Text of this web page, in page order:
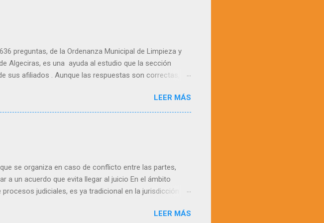
preguntas, de la Ordenanza Municipal de Limpieza y
Algeciras, es una ayuda al estudio que la sección
sus afiliados . Aunque las respuestas son correctas,
Para acceder al cuestionario, hay que pedir
200 preguntas tipo test Cuestionario 436
LEER MÁS
se organiza en caso de conflicto entre las partes,
a un acuerdo que evita llegar al juicio En el ámbito
judiciales, es ya tradicional en la jurisdicción
obligatoria previa se regula actualmente por los arts.
LEER MÁS